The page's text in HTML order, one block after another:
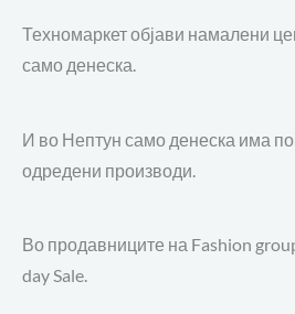
Техномаркет објави намалени
само денеска.
И во Нептун само денеска има
одредени производи.
Во продавниците на Fashion
day Sale.